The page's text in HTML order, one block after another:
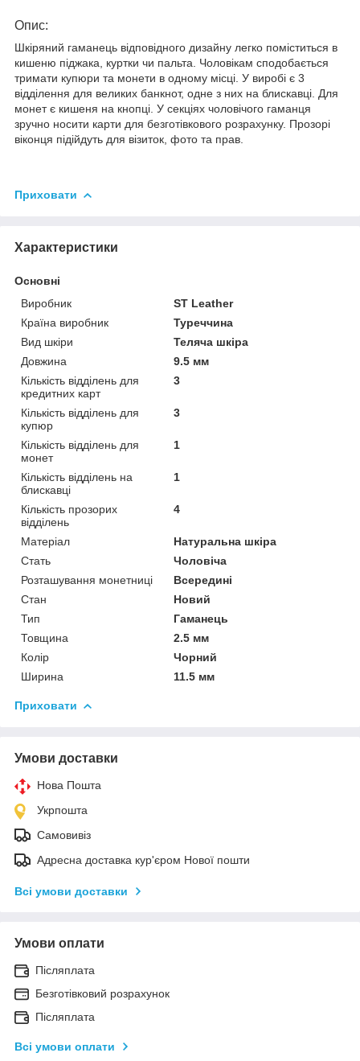
Опис:
Шкіряний гаманець відповідного дизайну легко поміститься в
кишеню піджака, куртки чи пальта. Чоловікам сподобається
тримати купюри та монети в одному місці. У виробі є 3
відділення для великих банкнот, одне з них на блискавці. Для
монет є кишеня на кнопці. У секціях чоловічого гаманця
зручно носити карти для безготівкового розрахунку. Прозорі
віконця підійдуть для візиток, фото та прав.
Приховати
Характеристики
Основні
Виробник
ST Leather
Країна виробник
Туреччина
Вид шкіри
Теляча шкіра
Довжина
9.5 мм
Кількість відділень для
кредитних карт
3
Кількість відділень для
купюр
3
Кількість відділень для
монет
1
Кількість відділень на
блискавці
1
Кількість прозорих
відділень
4
Матеріал
Натуральна шкіра
Стать
Чоловіча
Розташування монетниці
Всередині
Стан
Новий
Тип
Гаманець
Товщина
2.5 мм
Колір
Чорний
Ширина
11.5 мм
Приховати
Умови доставки
Нова Пошта
Укрпошта
Самовивіз
Адресна доставка кур'єром Нової пошти
Всі умови доставки
Умови оплати
Післяплата
Безготівковий розрахунок
Післяплата
Всі умови оплати